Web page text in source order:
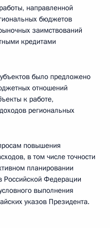
направленной
бюджетов
заимствований
кредитами
было предложено
отношений
к работе,
региональных
повышения
в том числе точности
планировании
Российской Федерации
выполнения
указов Президента.